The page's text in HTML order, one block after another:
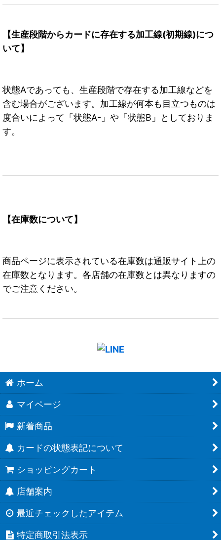
【生産段階からカードに存在する加工線(初期線)につ
いて】
状態Aであっても、生産段階で存在する加工線などを
含む場合がございます。加工線が何本も目立つものは
度合いによって「状態A-」や「状態B」としておりま
す。
【在庫数について】
商品ページに表示されている在庫数は通販サイト上の
在庫数となります。各店舗の在庫数とは異なりますの
でご注意ください。
ホーム
マイページ
新着商品
カードの状態表記について
ショッピングカート
店舗案内
最近チェックしたアイテム
特定商取引法表示